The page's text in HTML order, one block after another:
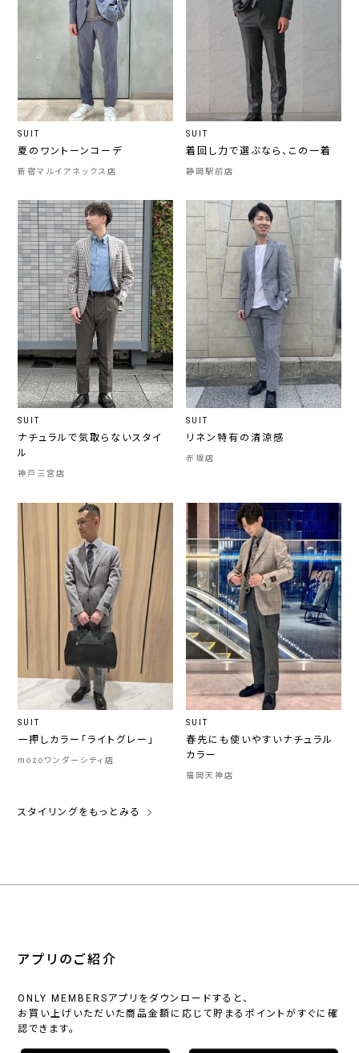
SUIT
夏のワントーンコーデ
新宿マルイアネックス店
SUIT
着回し力で選ぶなら、この一着
静岡駅前店
SUIT
ナチュラルで気取らないスタイ
ル
神戸三宮店
SUIT
リネン特有の清涼感
赤坂店
SUIT
一押しカラー「ライトグレー」
mozoワンダーシティ店
SUIT
春先にも使いやすいナチュラル
カラー
福岡天神店
スタイリングをもっとみる
アプリのご紹介
ONLY MEMBERSアプリをダウンロードすると、
お買い上げいただいた商品金額に応じて貯まるポイントがすぐに確
認できます。